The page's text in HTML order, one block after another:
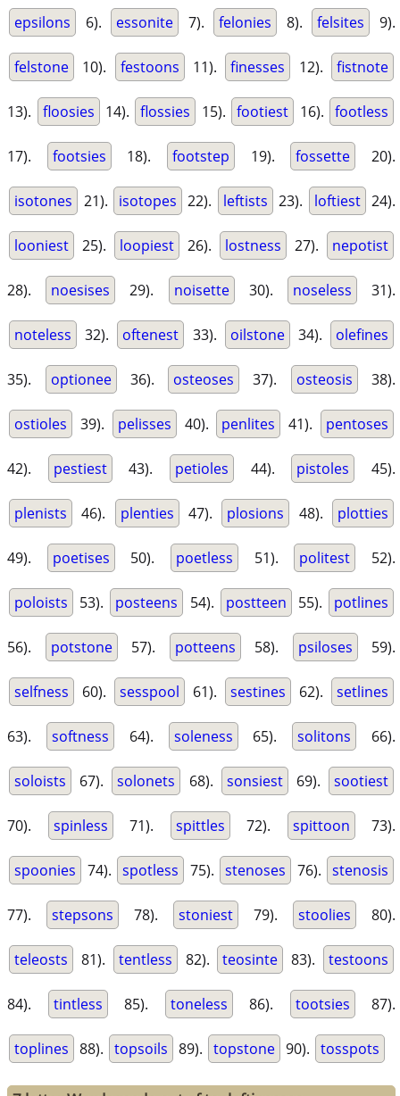
epsilons 6). essonite 7). felonies 8). felsites 9).
felstone 10). festoons 11). finesses 12). fistnote
13). floosies 14). flossies 15). footiest 16). footless
17). footsies 18). footstep 19). fossette 20).
isotones 21). isotopes 22). leftists 23). loftiest 24).
looniest 25). loopiest 26). lostness 27). nepotist
28). noesises 29). noisette 30). noseless 31).
noteless 32). oftenest 33). oilstone 34). olefines
35). optionee 36). osteoses 37). osteosis 38).
ostioles 39). pelisses 40). penlites 41). pentoses
42). pestiest 43). petioles 44). pistoles 45).
plenists 46). plenties 47). plosions 48). plotties
49). poetises 50). poetless 51). politest 52).
poloists 53). posteens 54). postteen 55). potlines
56). potstone 57). potteens 58). psiloses 59).
selfness 60). sesspool 61). sestines 62). setlines
63). softness 64). soleness 65). solitons 66).
soloists 67). solonets 68). sonsiest 69). sootiest
70). spinless 71). spittles 72). spittoon 73).
spoonies 74). spotless 75). stenoses 76). stenosis
77). stepsons 78). stoniest 79). stoolies 80).
teleosts 81). tentless 82). teosinte 83). testoons
84). tintless 85). toneless 86). tootsies 87).
toplines 88). topsoils 89). topstone 90). tosspots